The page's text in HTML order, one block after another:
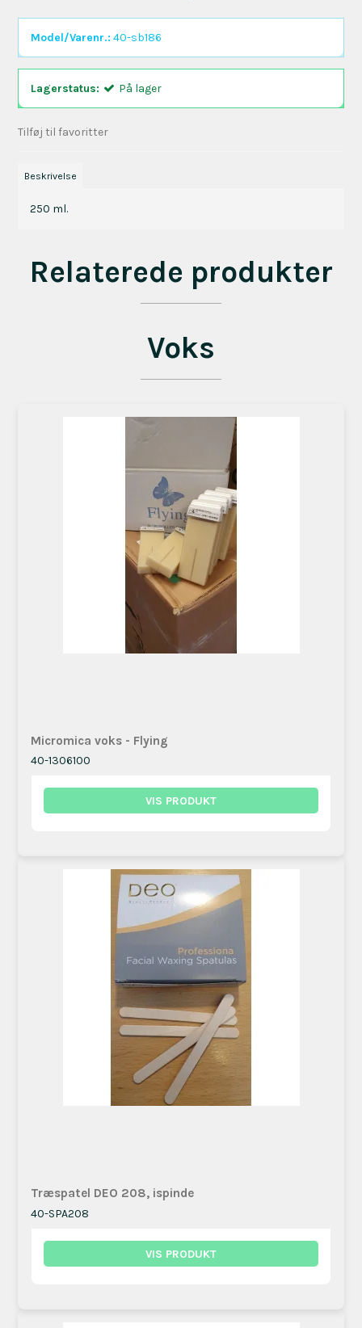
Model/Varenr.: 40-sb186
Lagerstatus: På lager
Tilføj til favoritter
Beskrivelse
250 ml.
Relaterede produkter
Voks
Micromica voks - Flying
40-1306100
VIS PRODUKT
Træspatel DEO 208, ispinde
40-SPA208
VIS PRODUKT